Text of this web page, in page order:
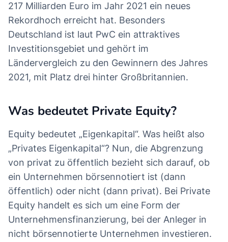
217 Milliarden Euro im Jahr 2021 ein neues
Rekordhoch erreicht hat. Besonders
Deutschland ist laut PwC ein attraktives
Investitionsgebiet und gehört im
Ländervergleich zu den Gewinnern des Jahres
2021, mit Platz drei hinter Großbritannien.
Was bedeutet Private Equity?
Equity bedeutet „Eigenkapital“. Was heißt also
„Privates Eigenkapital“? Nun, die Abgrenzung
von privat zu öffentlich bezieht sich darauf, ob
ein Unternehmen börsennotiert ist (dann
öffentlich) oder nicht (dann privat). Bei Private
Equity handelt es sich um eine Form der
Unternehmensfinanzierung, bei der Anleger in
nicht börsennotierte Unternehmen investieren.